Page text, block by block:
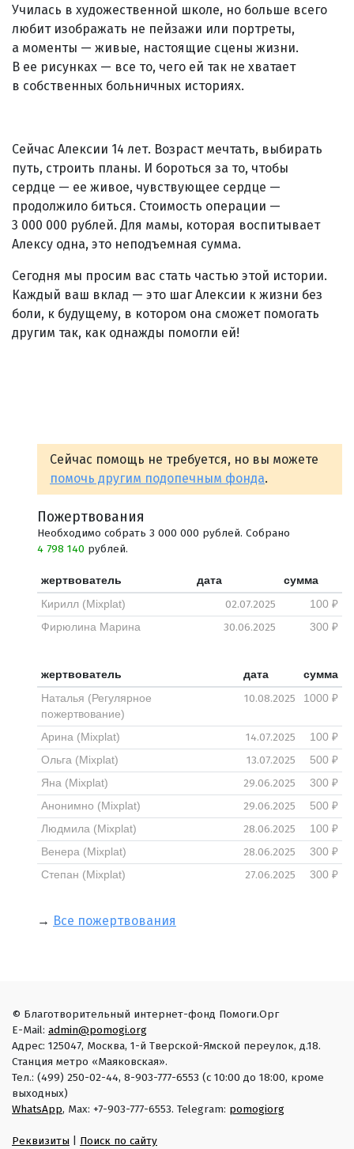
Училась в художественной школе, но больше всего
любит изображать не пейзажи или портреты,
а моменты — живые, настоящие сцены жизни.
В ее рисунках — все то, чего ей так не хватает
в собственных больничных историях.
Сейчас Алексии 14 лет. Возраст мечтать, выбирать
путь, строить планы. И бороться за то, чтобы
сердце — ее живое, чувствующее сердце —
продолжило биться. Стоимость операции —
3 000 000 рублей. Для мамы, которая воспитывает
Алексу одна, это неподъемная сумма.
Сегодня мы просим вас стать частью этой истории.
Каждый ваш вклад — это шаг Алексии к жизни без
боли, к будущему, в котором она сможет помогать
другим так, как однажды помогли ей!
Сейчас помощь не требуется, но вы можете
помочь другим подопечным фонда.
Пожертвования
Необходимо собрать 3 000 000 рублей. Собрано
4 798 140 рублей.
жертвователь дата
сумма
Кирилл (Mixplat)
02.07.2025
100 ₽
Фирюлина Марина
30.06.2025 300 ₽
жертвователь дата
сумма
Наталья (Регулярное
пожертвование)
10.08.2025 1000 ₽
Арина (Mixplat) 14.07.2025
100 ₽
Ольга (Mixplat)
13.07.2025
500 ₽
Яна (Mixplat)
29.06.2025
300 ₽
Анонимно (Mixplat)
29.06.2025
500 ₽
Людмила (Mixplat)
28.06.2025
100 ₽
Венера (Mixplat)
28.06.2025
300 ₽
Степан (Mixplat)
27.06.2025 300 ₽
→ Все пожертвования
© Благотворительный интернет-фонд Помоги.Орг
E-Mail: admin@pomogi.org
Адрес: 125047, Москва, 1-й Тверской-Ямской переулок, д.18.
Станция метро «Маяковская».
Тел.: (499) 250-02-44, 8-903-777-6553 (с 10:00 до 18:00, кроме
выходных)
WhatsApp, Max: +7-903-777-6553. Telegram: pomogiorg
Реквизиты Поиск по сайту